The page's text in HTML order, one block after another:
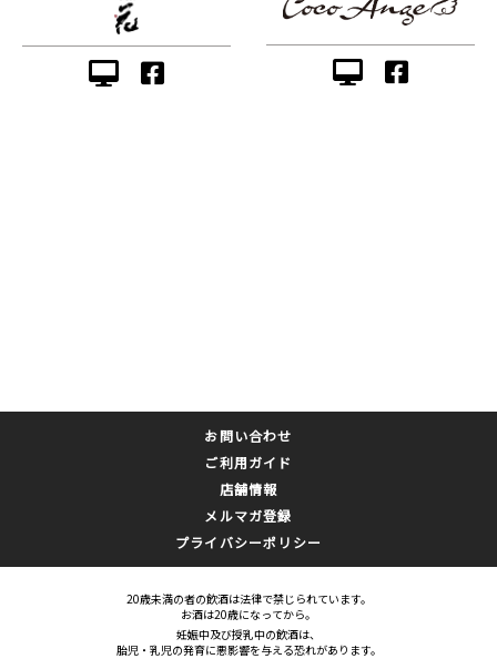
お問い合わせ
ご利用ガイド
店舗情報
メルマガ登録
プライバシーポリシー
20歳未満の者の飲酒は法律で禁じられています。
お酒は20歳になってから。
妊娠中及び授乳中の飲酒は、
胎児・乳児の発育に悪影響を与える恐れがあります。